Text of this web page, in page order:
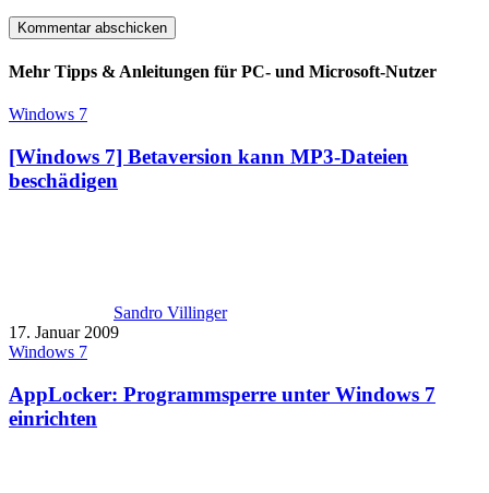
Mehr Tipps & Anleitungen für PC- und Microsoft-Nutzer
Windows 7
[Windows 7] Betaversion kann MP3-Dateien
beschädigen
Sandro Villinger
17. Januar 2009
Windows 7
AppLocker: Programmsperre unter Windows 7
einrichten